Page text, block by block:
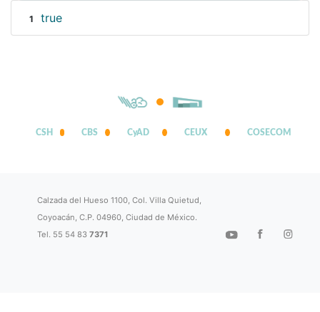
1 true
CSH CBS CyAD CEUX COSECOM
Calzada del Hueso 1100, Col. Villa Quietud,
Coyoacán, C.P. 04960, Ciudad de México.
Tel. 55 54 837371